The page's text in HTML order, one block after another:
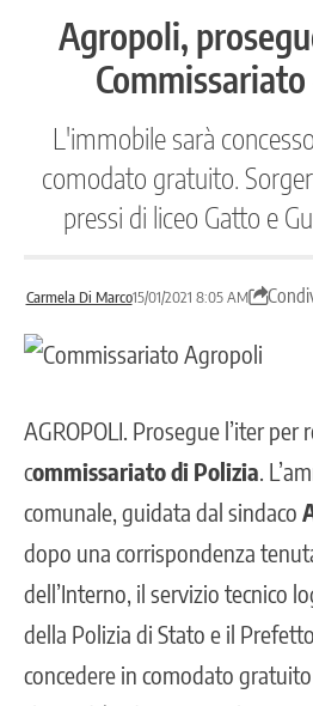
Agropoli,
L'immobile sarà
comodato gratuito.
pressi di liceo Gatto e
Carmela Di Marco15/01/2021 8:05 AM
AGROPOLI . Prosegue l’iter
commissariato di Polizia .
comunale, guidata dal sindaco
dopo una corrispondenza
dell’Interno, il servizio tecnico
della Polizia di Stato e il
concedere in comodato